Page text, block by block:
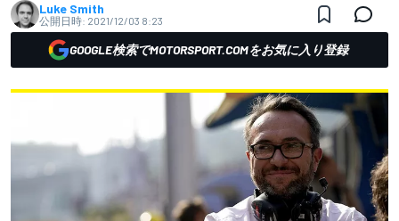
Luke Smith
公開日時: 2021/12/03 8:23
GOOGLE検索でMOTORSPORT.COMをお気に入り登録